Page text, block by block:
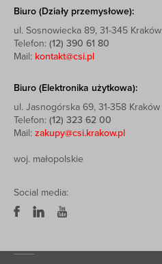
Biuro (Działy przemysłowe):
ul. Sosnowiecka 89, 31-345 Kraków
Telefon: (12) 390 61 80
Mail: kontakt@csi.pl
Biuro (Elektronika użytkowa):
ul. Jasnogórska 69, 31-358 Kraków
Telefon: (12) 323 62 00
Mail: zakupy@csi.krakow.pl
woj. małopolskie
Social media: